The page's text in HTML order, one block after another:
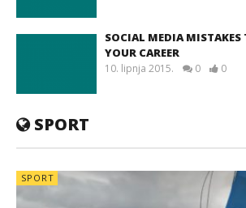
SOCIAL MEDIA
YOUR CAREER
10. lipnja 2015. 0 0
SPORT
SPORT